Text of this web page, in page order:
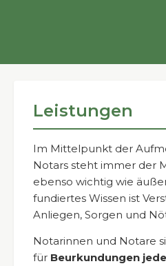
Leistungen
Im Mittelpunkt der
Notars steht immer der
ebenso wichtig wie
fundiertes Wissen ist
Anliegen, Sorgen und
Notarinnen und Notare
für Beurkundungen